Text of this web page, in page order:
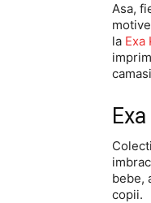
Asa,
la Exa
bebe,
copii.